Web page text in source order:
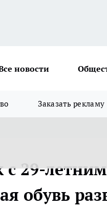
новости
Заказать рекламу
29-
обувь